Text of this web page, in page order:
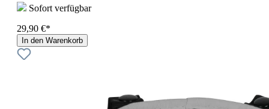
Sofort verfügbar
29,90 €*
In den Warenkorb